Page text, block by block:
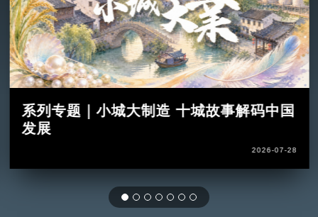
系列专题｜小城大制造 十城故事解码中国
发展
2026-07-28